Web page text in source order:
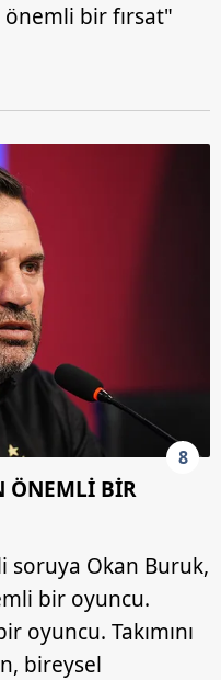
önemli bir fırsat"
8
ÖNEMLİ BİR
soruya Okan Buruk,
bir oyuncu.
oyuncu. Takımını
bireysel